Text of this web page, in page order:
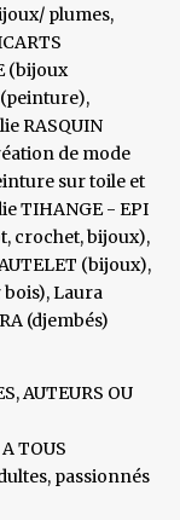
plumes,
(bijoux
RASQUIN
de mode
sur toile et
TIHANGE - EPI
crochet, bijoux),
(bijoux),
Laura
(djembés)
AUTEURS OU
TOUS
passionnés